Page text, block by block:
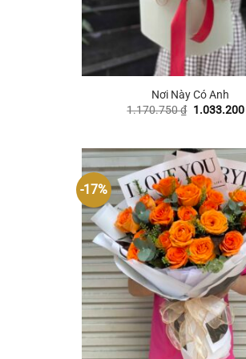
+
Nơi Này Có Anh
1.170.750₫ Giá
1.033.200
-17%
+